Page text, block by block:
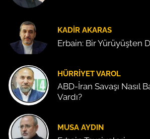
KADIR AKARAS
Erbain: Bir Yürüyüşten
HÜRRIYET VAROL
ABD-İran Savaşı Nasıl
Vardı?
MUSA AYDIN